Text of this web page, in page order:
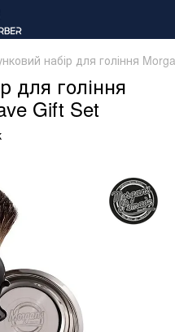
набір для гоління
для гоління
Gift Set